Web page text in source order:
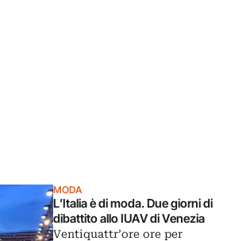
MODA
L’Italia è di moda. Due giorni di
dibattito allo IUAV di Venezia
Ventiquattr’ore ore per